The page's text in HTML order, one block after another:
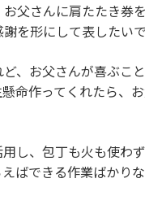
父さんに肩たたき券
を形にして表したいで
、お父さんが喜ぶこ
命作ってくれたら、
し、包丁も火も使わ
ばできる作業ばかり